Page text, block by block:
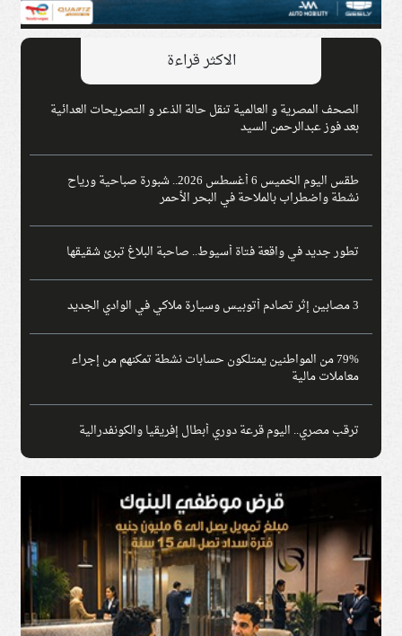
الاكثر قراءة
الصحف المصرية و العالمية تنقل حالة الذعر و التصريحات العدائية
بعد فوز عبدالرحمن السيد
طقس اليوم الخميس 6 أغسطس 2026.. شبورة صباحية ورياح
نشطة واضطراب بالملاحة في البحر الأحمر
تطور جديد في واقعة فتاة أسيوط.. صاحبة البلاغ تبرئ شقيقها
3 مصابين إثر تصادم أتوبيس وسيارة ملاكي في الوادي الجديد
79% من المواطنين يمتلكون حسابات نشطة تمكنهم من إجراء
معاملات مالية
ترقب مصري.. اليوم قرعة دوري أبطال إفريقيا والكونفدرالية